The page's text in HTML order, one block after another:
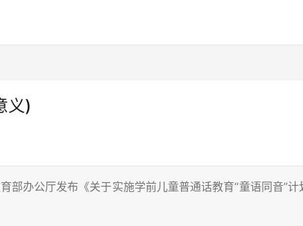
义)
部办公厅发布《关于实施学前儿童普通话教育“童语同音”计